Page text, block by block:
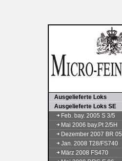
Ausgelieferte Loks
Ausgelieferte Loks SE
Feb. bay. 2005 S 3/5
Mai 2006 bay.Pt 2/5H
Dezember 2007 BR 05
Jan. 2008 T28/FS740
März 2008 FS470